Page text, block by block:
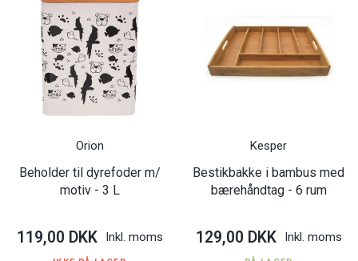
Orion
Beholder til dyrefoder m/
motiv - 3 L
119,00 DKK Inkl. moms
Kesper
Bestikbakke i bambus med
bærehåndtag - 6 rum
129,00 DKK Inkl. moms